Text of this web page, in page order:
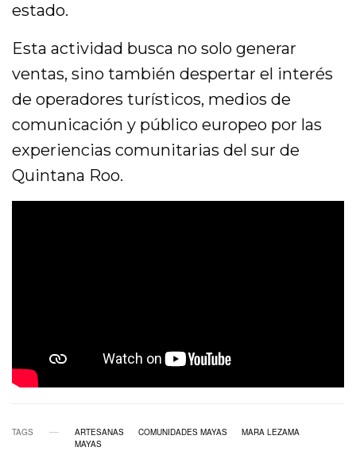
estado.
Esta actividad busca no solo generar
ventas, sino también despertar el interés
de operadores turísticos, medios de
comunicación y público europeo por las
experiencias comunitarias del sur de
Quintana Roo.
TAGS ARTESANAS COMUNIDADES MAYAS
MARA LEZAMA
MAYAS